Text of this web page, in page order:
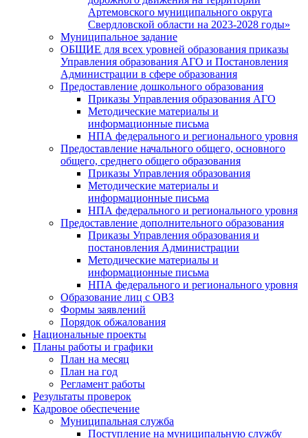
Артемовского муниципального округа
Свердловской области на 2023-2028 годы»
Муниципальное задание
ОБЩИЕ для всех уровней образования приказы
Управления образования АГО и Постановления
Администрации в сфере образования
Предоставление дошкольного образования
Приказы Управления образования АГО
Методические материалы и
информационные письма
НПА федерального и регионального уровня
Предоставление начального общего, основного
общего, среднего общего образования
Приказы Управления образования
Методические материалы и
информационные письма
НПА федерального и регионального уровня
Предоставление дополнительного образования
Приказы Управления образования и
постановления Администрации
Методические материалы и
информационные письма
НПА федерального и регионального уровня
Образование лиц с ОВЗ
Формы заявлений
Порядок обжалования
Национальные проекты
Планы работы и графики
План на месяц
План на год
Регламент работы
Результаты проверок
Кадровое обеспечение
Муниципальная служба
Поступление на муниципальную службу